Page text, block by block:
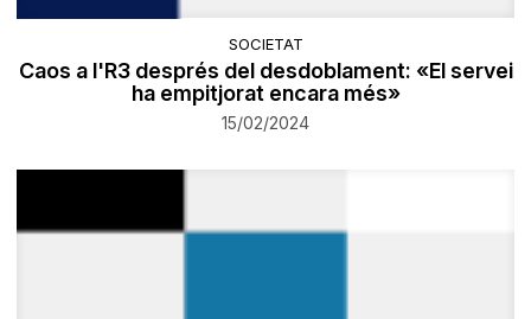
SOCIETAT
Caos a l'R3 després del desdoblament: «El servei
ha empitjorat encara més»
15/02/2024